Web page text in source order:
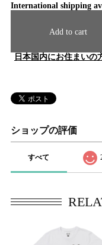
International shipping
Add to cart
日本国内にお住まいの
ショップの評価
すべて